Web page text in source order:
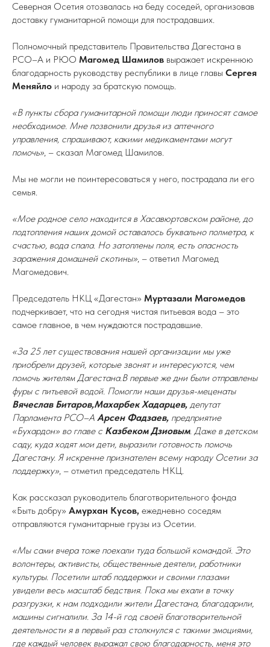
Северная Осетия отозвалась на беду соседей, организовав
доставку гуманитарной помощи для пострадавших.
Полномочный представитель Правительства Дагестана в
РСО–А и РЮО Магомед Шамилов выражает искреннюю
благодарность руководству республики в лице главы Сергея
Меняйло и народу за братскую помощь.
«В пункты сбора гуманитарной помощи люди приносят самое
необходимое. Мне позвонили друзья из аптечного
управления, спрашивают, какими медикаментами могут
помочь», – сказал Магомед Шамилов.
Мы не могли не поинтересоваться у него, пострадала ли его
семья.
«Мое родное село находится в Хасавюртовском районе, до
подтопления наших домой оставалось буквально полметра, к
счастью, вода спала. Но затоплены поля, есть опасность
заражения домашней скотины», – ответил Магомед
Магомедович.
Председатель НКЦ «Дагестан» Муртазали Магомедов
подчеркивает, что на сегодня чистая питьевая вода – это
самое главное, в чем нуждаются пострадавшие.
«За 25 лет существования нашей организации мы уже
приобрели друзей, которые звонят и интересуются, чем
помочь жителям Дагестана.В первые же дни были отправлены
фуры с питьевой водой. Помогли наши друзья-меценаты
Вячеслав Битаров,Махарбек Хадарцев, депутат
Парламента РСО–А Арсен Фадзаев, предприятие
«Бухардон» во главе с Казбеком Дзиовым. Даже в детском
саду, куда ходят мои дети, выразили готовность помочь
Дагестану. Я искренне признателен всему народу Осетии за
поддержку», – отметил председатель НКЦ.
Как рассказал руководитель благотворительного фонда
«Быть добру» Амурхан Кусов, ежедневно соседям
отправляются гуманитарные грузы из Осетии.
«Мы сами вчера тоже поехали туда большой командой. Это
волонтеры, активисты, общественные деятели, работники
культуры. Посетили штаб поддержки и своими глазами
увидели весь масштаб бедствия. Пока мы ехали в точку
разгрузки, к нам подходили жители Дагестана, благодарили,
машины сигналили. За 14-й год своей благотворительной
деятельности я в первый раз столкнулся с такими эмоциями,
где каждый человек выражал свою благодарность, меня это